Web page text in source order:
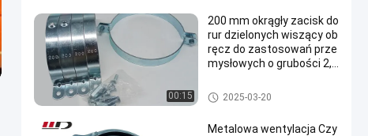
00:15
200 mm okrągły zacisk do
rur dzielonych wiszący ob
ręcz do zastosowań prze
mysłowych o grubości 2,5
Dzielony zacisk rurowy
2025-03-20
Metalowa wentylacja Czy